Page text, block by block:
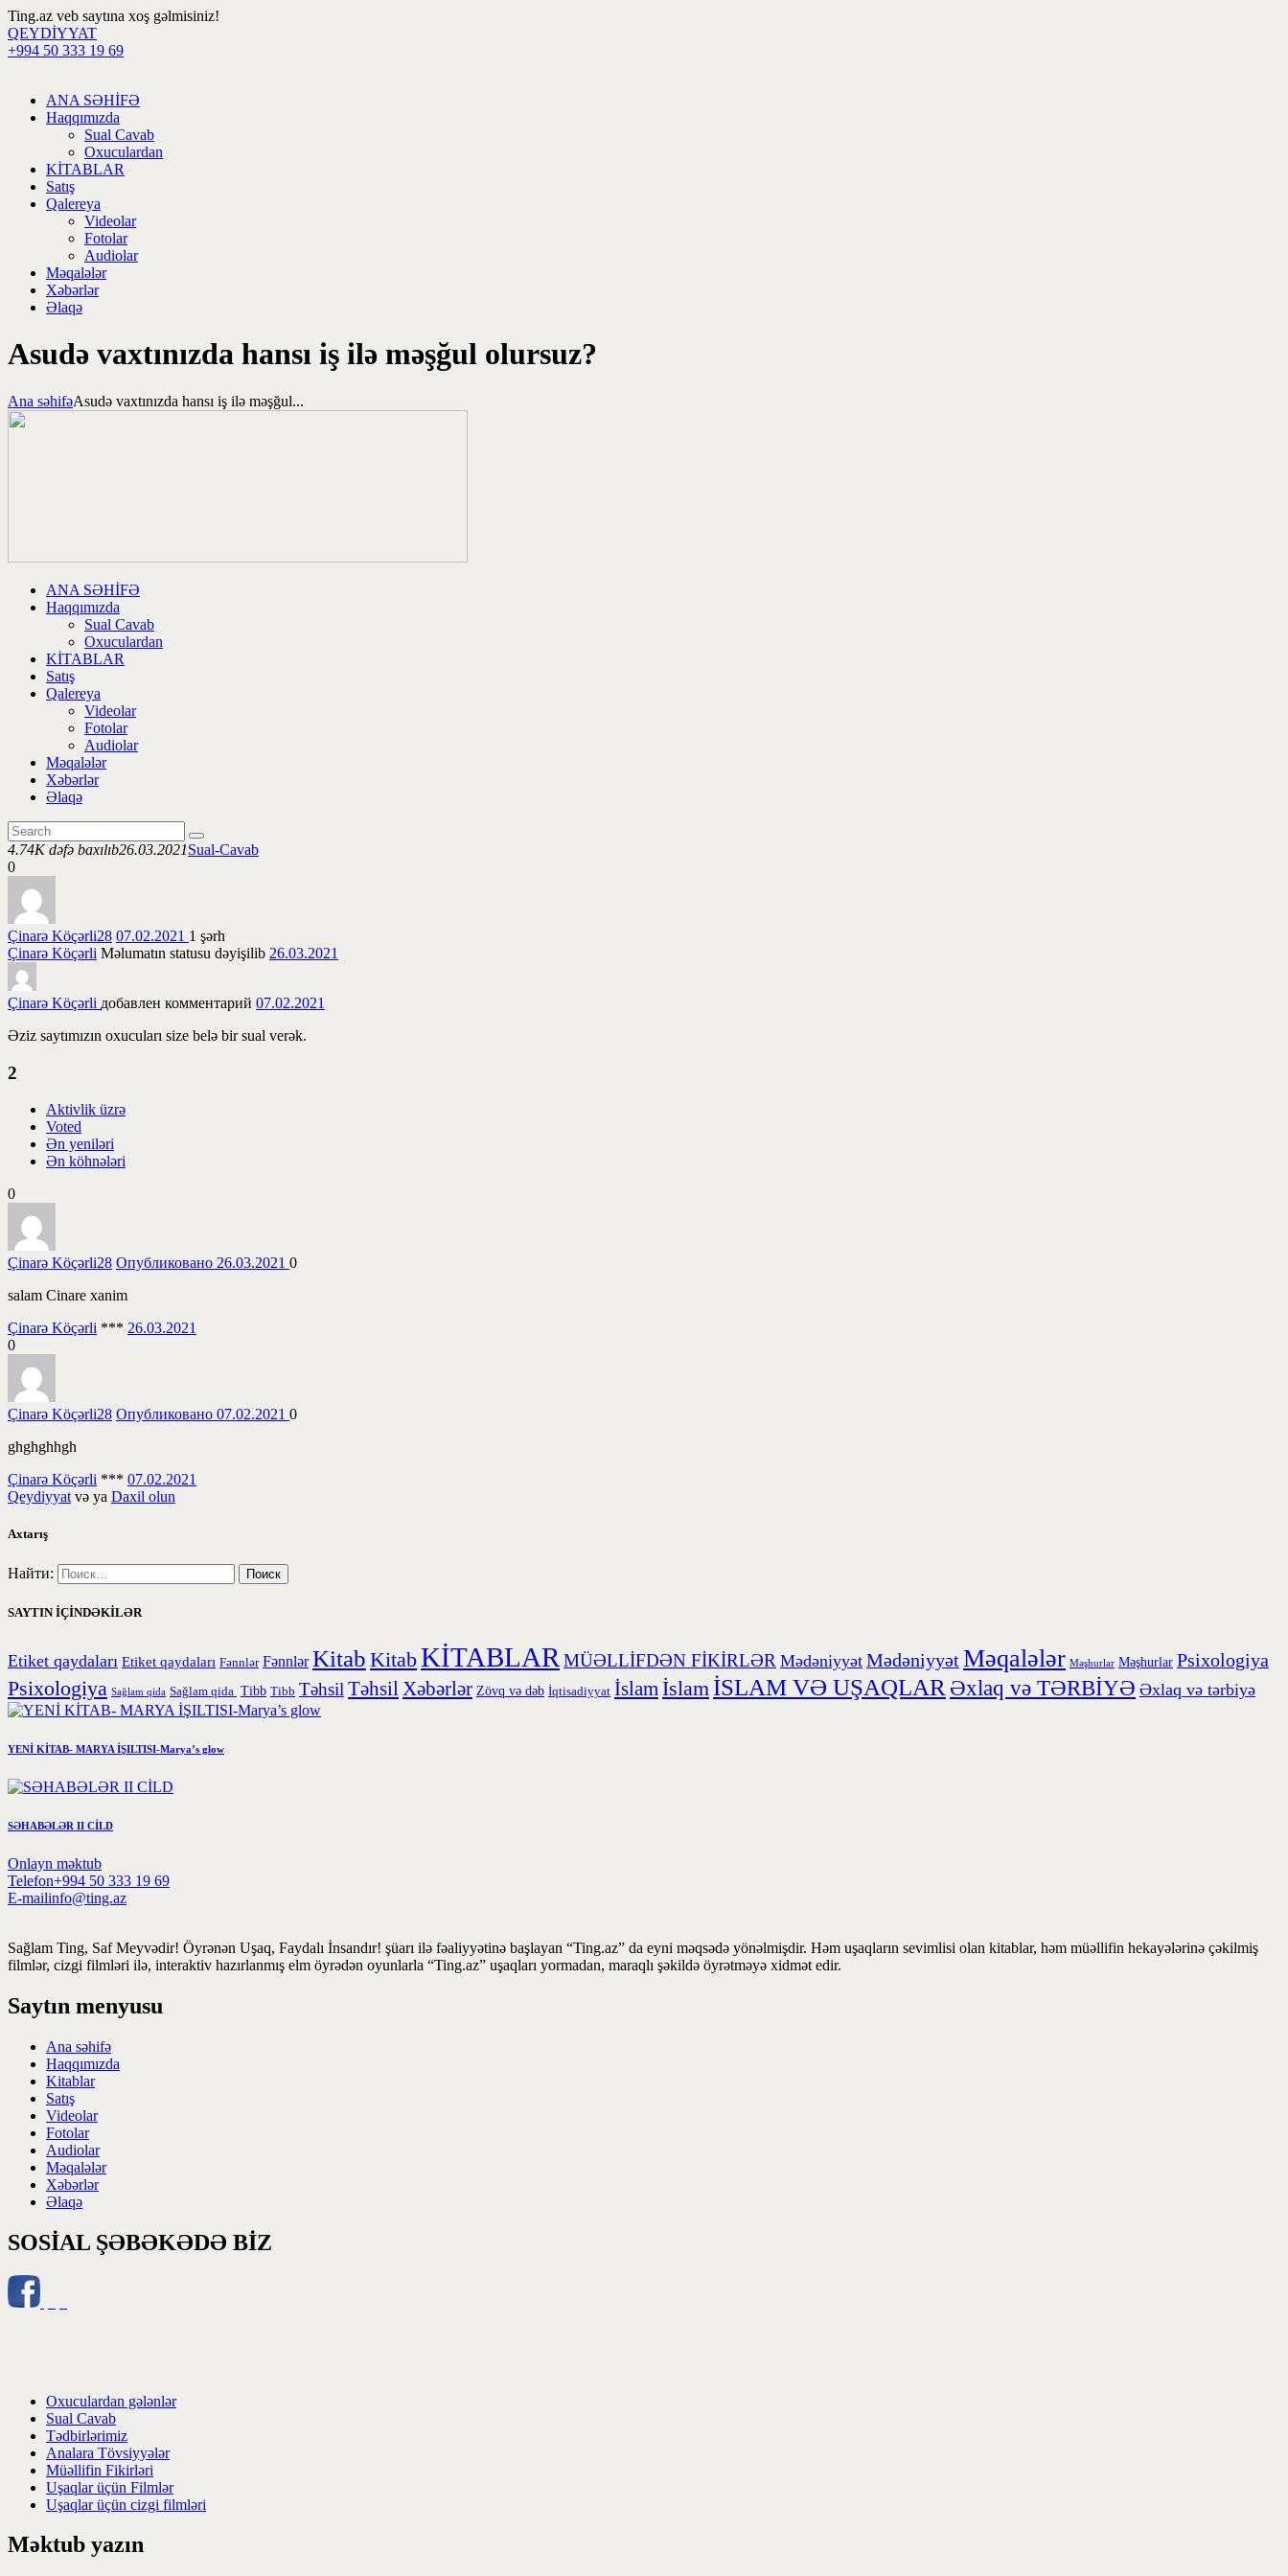
Ting.az veb saytına xoş gəlmisiniz!
QEYDİYYAT
+994 50 333 19 69
ANA SƏHİFƏ
Haqqımızda
Sual Cavab
Oxuculardan
KİTABLAR
Satış
Qalereya
Videolar
Fotolar
Audiolar
Məqalələr
Xəbərlər
Əlaqə
Asudə vaxtınızda hansı iş ilə məşğul olursuz?
Ana səhifəAsudə vaxtınızda hansı iş ilə məşğul...
ANA SƏHİFƏ
Haqqımızda
Sual Cavab
Oxuculardan
KİTABLAR
Satış
Qalereya
Videolar
Fotolar
Audiolar
Məqalələr
Xəbərlər
Əlaqə
4.74K dəfə baxılıb26.03.2021Sual-Cavab
0
Çinarə Köçərli28 07.02.2021 1 şərh
Çinarə Köçərli Məlumatın statusu dəyişilib 26.03.2021
Çinarə Köçərli добавлен комментарий 07.02.2021
Əziz saytımızın oxucuları size belə bir sual verək.
2
Aktivlik üzrə
Voted
Ən yeniləri
Ən köhnələri
0
Çinarə Köçərli28 Опубликовано 26.03.2021 0
salam Cinare xanim
Çinarə Köçərli *** 26.03.2021
0
Çinarə Köçərli28 Опубликовано 07.02.2021 0
ghghghhgh
Çinarə Köçərli *** 07.02.2021
Qeydiyyat və ya Daxil olun
Axtarış
Найти:
SAYTIN İÇİNDƏKİLƏR
Etiket qaydaları Etiket qaydaları Fənnlər Fənnlər Kitab KitabKİTABLAR MÜƏLLİFDƏN FİKİRLƏR Mədəniyyət MədəniyyətMəqalələr Məşhurlar Məşhurlar Psixologiya
Psixologiya Sağlam qida Sağlam qida Tibb Tibb Təhsil TəhsilXəbərlər Zövq və dəb İqtisadiyyat İslam İslam İSLAM VƏ UŞAQLAR Əxlaq və TƏRBİYƏ Əxlaq və tərbiyə
YENİ KİTAB- MARYA İŞILTISI-Marya’s glow
SƏHABƏLƏR II CİLD
Onlayn məktub
Telefon+994 50 333 19 69
E-mailinfo@ting.az
Sağlam Ting, Saf Meyvədir! Öyrənən Uşaq, Faydalı İnsandır! şüarı ilə fəaliyyətinə başlayan “Ting.az” da eyni məqsədə yönəlmişdir. Həm uşaqların sevimlisi olan kitablar, həm müəllifin hekayələrinə çəkilmiş
filmlər, cizgi filmləri ilə, interaktiv hazırlanmış elm öyrədən oyunlarla “Ting.az” uşaqları yormadan, maraqlı şəkildə öyrətməyə xidmət edir.
Saytın menyusu
Ana səhifə
Haqqımızda
Kitablar
Satış
Videolar
Fotolar
Audiolar
Məqalələr
Xəbərlər
Əlaqə
SOSİAL ŞƏBƏKƏDƏ BİZ
Oxuculardan gələnlər
Sual Cavab
Tədbirlərimiz
Analara Tövsiyyələr
Müəllifin Fikirləri
Uşaqlar üçün Filmlər
Uşaqlar üçün cizgi filmləri
Məktub yazın